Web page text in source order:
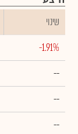
שינוי
-1.91%
--
--
--